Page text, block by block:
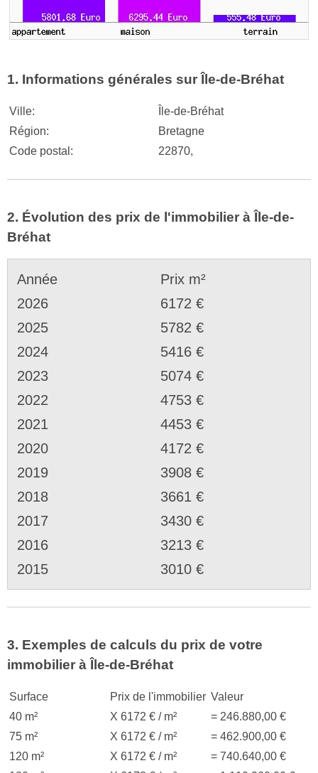
1. Informations générales sur Île-de-Bréhat
Ville:
Île-de-Bréhat
Région:
Bretagne
Code postal:
22870,
2. Évolution des prix de l'immobilier à Île-de-
Bréhat
Année
Prix m²
2026
6172 €
2025
5782 €
2024
5416 €
2023
5074 €
2022
4753 €
2021
4453 €
2020
4172 €
2019
3908 €
2018
3661 €
2017
3430 €
2016
3213 €
2015
3010 €
3. Exemples de calculs du prix de votre
immobilier à Île-de-Bréhat
Surface Prix de l'immobilier Valeur
40 m²
X 6172 € / m²
= 246.880,00 €
75 m²
X 6172 € / m²
= 462.900,00 €
120 m²
X 6172 € / m²
= 740.640,00 €